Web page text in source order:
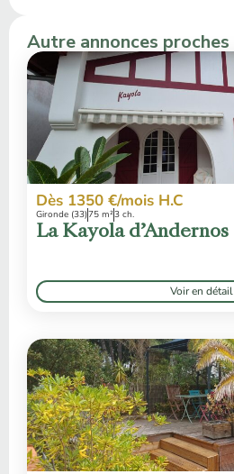
Autre annonces proches
Dès 1350 €/mois H.C
Gironde (33)75 m²3 ch.
La Kayola d’Andernos
Voir en détail